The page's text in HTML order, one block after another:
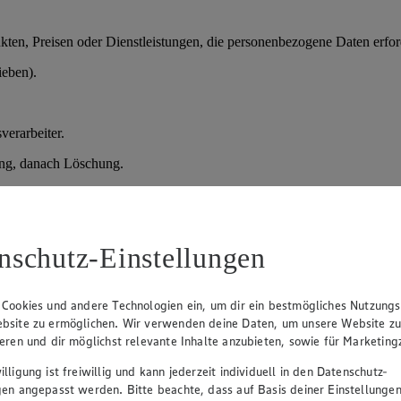
Preisen oder Dienstleistungen, die personenbezogene Daten
danach Löschung.
vorvertragliche Maßnahmen); Art. 6 Abs. 1 lit. f) DSGVO
Qualifikationen.
und Entscheidung über Einstellung.
danach Löschung; bei Einstellung Übernahme in die
Einstellungen
und andere Technologien ein, um dir ein bestmögliches
zu ermöglichen. Wir verwenden deine Daten, um unsere Website zu
und dir möglichst relevante Inhalte anzubieten, sowie für
ist freiwillig und kann jederzeit individuell in den Datenschutz-
angepasst werden. Bitte beachte, dass auf Basis deiner